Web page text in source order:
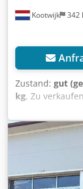
Kootwijk 342
Zustand: gut
kg, Zu
Arbeitshöhe:
4,5 m.
Für weitere